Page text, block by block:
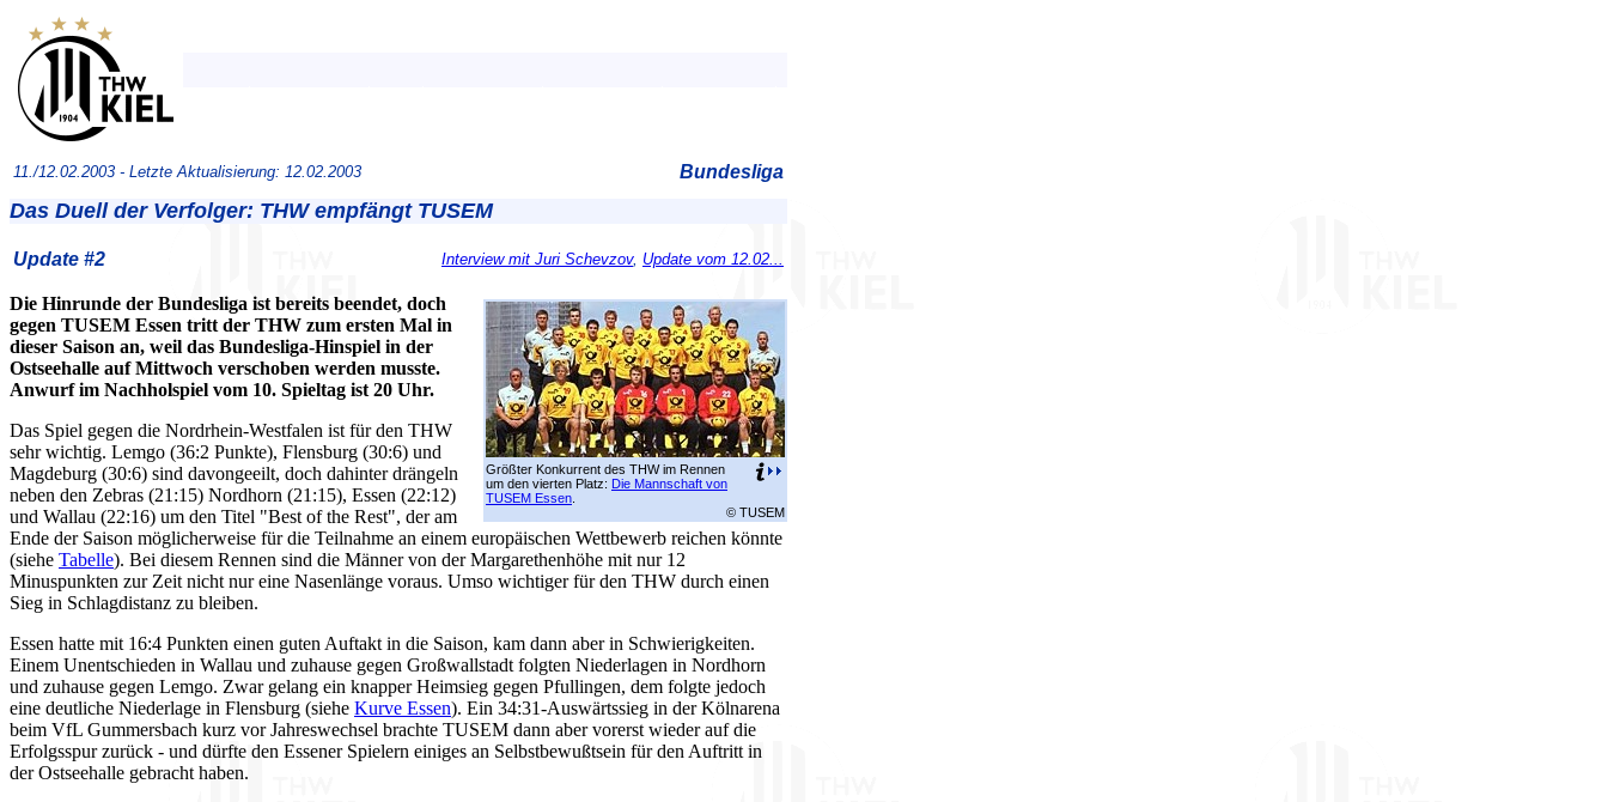
11./12.02.2003 - Letzte Aktualisierung: 12.02.2003 Bundesliga
Das Duell der Verfolger: THW empfängt TUSEM
Update #2 Interview mit Juri Schevzov, Update vom 12.02...
Größter Konkurrent des THW im Rennen
um den vierten Platz: Die Mannschaft von
TUSEM Essen
© TUSEM
Die Hinrunde der Bundesliga ist bereits beendet, doch
gegen TUSEM Essen tritt der THW zum ersten Mal in
dieser Saison an, weil das Bundesliga-Hinspiel in der
Ostseehalle auf Mittwoch verschoben werden musste.
Anwurf im Nachholspiel vom 10. Spieltag ist 20 Uhr.
Das Spiel gegen die Nordrhein-Westfalen ist für den THW
sehr wichtig. Lemgo (36:2 Punkte), Flensburg (30:6) und
Magdeburg (30:6) sind davongeeilt, doch dahinter drängeln
neben den Zebras (21:15) Nordhorn (21:15), Essen (22:12)
und Wallau (22:16) um den Titel "Best of the Rest", der am
Ende der Saison möglicherweise für die Teilnahme an einem europäischen Wettbewerb reichen könnte
(siehe Tabelle). Bei diesem Rennen sind die Männer von der Margarethenhöhe mit nur 12
Minuspunkten zur Zeit nicht nur eine Nasenlänge voraus. Umso wichtiger für den THW durch einen
Sieg in Schlagdistanz zu bleiben.
Essen hatte mit 16:4 Punkten einen guten Auftakt in die Saison, kam dann aber in Schwierigkeiten.
Einem Unentschieden in Wallau und zuhause gegen Großwallstadt folgten Niederlagen in Nordhorn
und zuhause gegen Lemgo. Zwar gelang ein knapper Heimsieg gegen Pfullingen, dem folgte jedoch
eine deutliche Niederlage in Flensburg (siehe Kurve Essen). Ein 34:31-Auswärtssieg in der Kölnarena
beim VfL Gummersbach kurz vor Jahreswechsel brachte TUSEM dann aber vorerst wieder auf die
Erfolgsspur zurück - und dürfte den Essener Spielern einiges an Selbstbewußtsein für den Auftritt in
der Ostseehalle gebracht haben.